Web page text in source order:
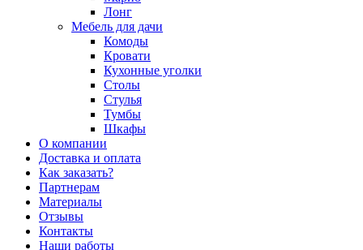
Лонг
Мебель для дачи
Комоды
Кровати
Кухонные уголки
Столы
Стулья
Тумбы
Шкафы
О компании
Доставка и оплата
Как заказать?
Партнерам
Материалы
Отзывы
Контакты
Наши работы